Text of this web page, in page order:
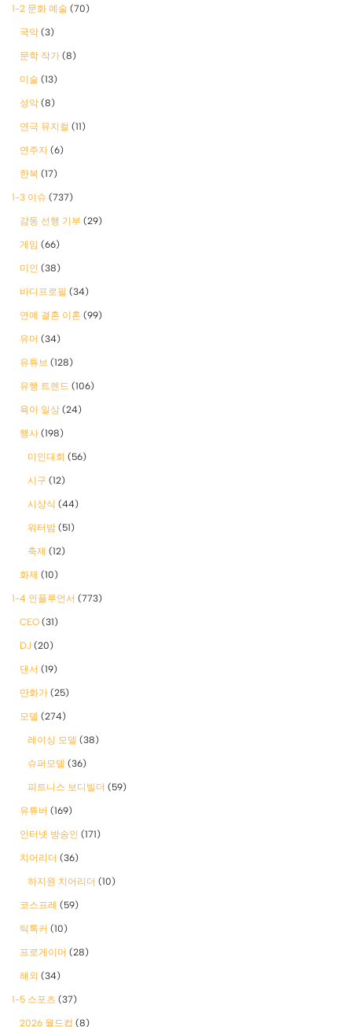
1-2 문화 예술 (70)
국악 (3)
문학 작가 (8)
미술 (13)
성악 (8)
연극 뮤지컬 (11)
연주자 (6)
한복 (17)
1-3 이슈 (737)
감동 선행 기부 (29)
게임 (66)
미인 (38)
바디프로필 (34)
연예 결혼 이혼 (99)
유머 (34)
유튜브 (128)
유행 트렌드 (106)
육아 일상 (24)
행사 (198)
미인대회 (56)
시구 (12)
시상식 (44)
워터밤 (51)
축제 (12)
화제 (10)
1-4 인플루언서 (773)
CEO (31)
DJ (20)
댄서 (19)
만화가 (25)
모델 (274)
레이싱 모델 (38)
슈퍼모델 (36)
피트니스 보디빌더 (59)
유튜버 (169)
인터넷 방송인 (171)
치어리더 (36)
하지원 치어리더 (10)
코스프레 (59)
틱톡커 (10)
프로게이머 (28)
해외 (34)
1-5 스포츠 (37)
2026 월드컵 (8)